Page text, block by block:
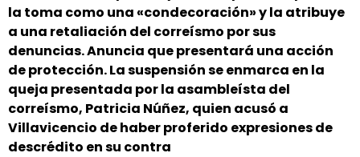
la toma como una «condecoración» y la atribuye
a una retaliación del correísmo por sus
denuncias. Anuncia que presentará una acción
de protección. La suspensión se enmarca en la
queja presentada por la asambleísta del
correísmo, Patricia Núñez, quien acusó a
Villavicencio de haber proferido expresiones de
descrédito en su contra